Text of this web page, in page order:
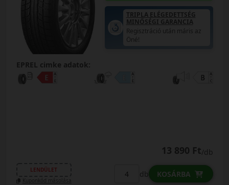
TRIPLA ELÉGEDETTSÉG
MINŐSÉGI GARANCIA
Regisztráció után máris az
Öné!
EPREL cimke adatok:
13 890 Ft/db
LENDÜLET
Kuponkód másolása
db KOSÁRBA